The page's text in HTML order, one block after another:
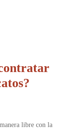
libre con la